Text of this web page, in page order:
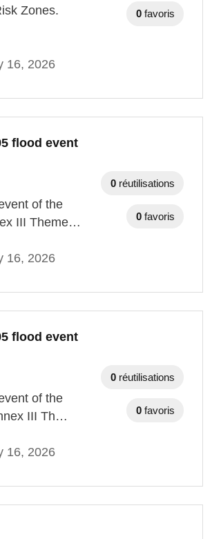
Zones.
16, 2026
0 favoris
flood event
of the
III Theme…
16, 2026
0 réutilisations
0 favoris
flood event
of the
III Th…
16, 2026
0 réutilisations
0 favoris